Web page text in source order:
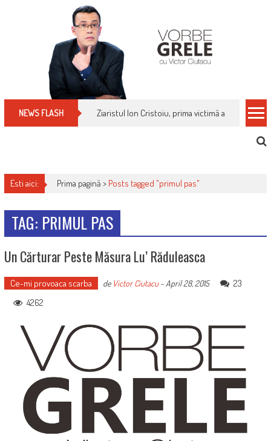
NEWS FLASH Ziaristul Ion Cristoiu, prima victimă a noi
Esti aici: Prima pagină > Posts tagged "primul pas"
TAG: PRIMUL PAS
Un Cărturar Peste Măsura Lu’ Răduleasca
Ce-mi provoaca scarba de Victor Ciutacu-April 28, 2015
23
4262